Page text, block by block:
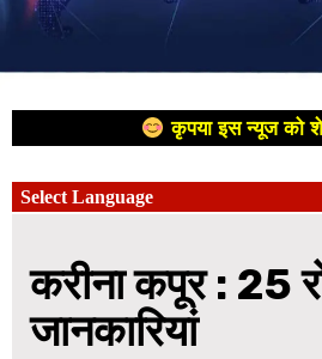
कृपया इस न्यूज को
करीना कपूर : 25
जानकारियां